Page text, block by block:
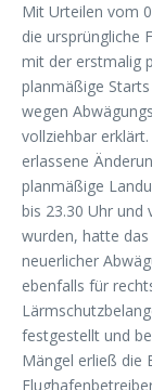
Mit Urteilen vom
die ursprüngliche
mit der erstmalig
planmäßige
wegen
vollziehbar
erlassene
planmäßige
bis 23.30 Uhr und
wurden, hatte
neuerlicher
ebenfalls für
festgestellt und
Mängel erließ die